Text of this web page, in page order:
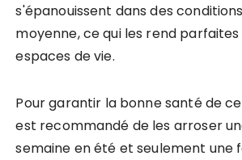
s'épanouissent dans des
moyenne, ce qui les rend
espaces de vie.
Pour garantir la bonne santé de
est recommandé de les arroser
semaine en été et seulement une